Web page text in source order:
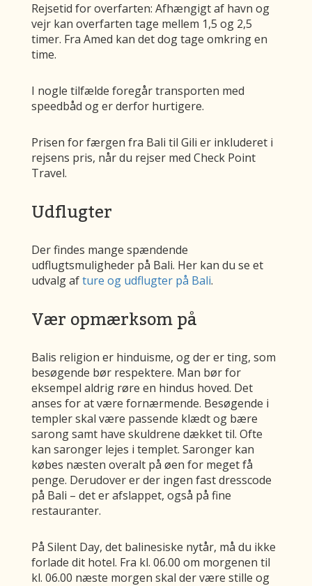
Rejsetid for overfarten: Afhængigt af havn og
vejr kan overfarten tage mellem 1,5 og 2,5
timer. Fra Amed kan det dog tage omkring en
time.
I nogle tilfælde foregår transporten med
speedbåd og er derfor hurtigere.
Prisen for færgen fra Bali til Gili er inkluderet i
rejsens pris, når du rejser med Check Point
Travel.
Udflugter
Der findes mange spændende
udflugtsmuligheder på Bali. Her kan du se et
udvalg afture og udflugter på Bali.
Vær opmærksom på
Balis religion er hinduisme, og der er ting, som
besøgende bør respektere. Man bør for
eksempel aldrig røre en hindus hoved. Det
anses for at være fornærmende. Besøgende i
templer skal være passende klædt og bære
sarong samt have skuldrene dækket til. Ofte
kan saronger lejes i templet. Saronger kan
købes næsten overalt på øen for meget få
penge. Derudover er der ingen fast dresscode
på Bali – det er afslappet, også på fine
restauranter.
På Silent Day, det balinesiske nytår, må du ikke
forlade dit hotel. Fra kl. 06.00 om morgenen til
kl. 06.00 næste morgen skal der være stille og